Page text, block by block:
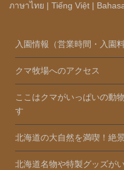
ภาษาไทย | Tiếng Việt |
入園情報（営業時間・入園
クマ牧場へのアクセス
ここはクマがいっぱいの動
す
北海道の大自然を満喫！絶
北海道名物や特製グッズが